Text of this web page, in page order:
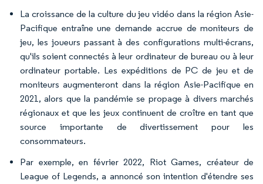
La croissance de la culture du jeu vidéo dans la région Asie-
Pacifique entraîne une demande accrue de moniteurs de
jeu, les joueurs passant à des configurations multi-écrans,
qu'ils soient connectés à leur ordinateur de bureau ou à leur
ordinateur portable. Les expéditions de PC de jeu et de
moniteurs augmenteront dans la région Asie-Pacifique en
2021, alors que la pandémie se propage à divers marchés
régionaux et que les jeux continuent de croître en tant que
source importante de divertissement pour les
consommateurs.
Par exemple, en février 2022, Riot Games, créateur de
League of Legends, a annoncé son intention d'étendre ses